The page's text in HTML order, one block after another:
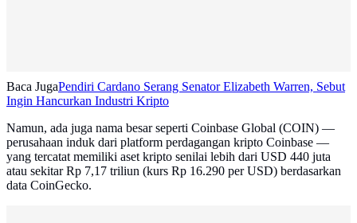
Baca JugaPendiri Cardano Serang Senator Elizabeth Warren, Sebut
Ingin Hancurkan Industri Kripto
Namun, ada juga nama besar seperti Coinbase Global (COIN) —
perusahaan induk dari platform perdagangan kripto Coinbase —
yang tercatat memiliki aset kripto senilai lebih dari USD 440 juta
atau sekitar Rp 7,17 triliun (kurs Rp 16.290 per USD) berdasarkan
data CoinGecko.